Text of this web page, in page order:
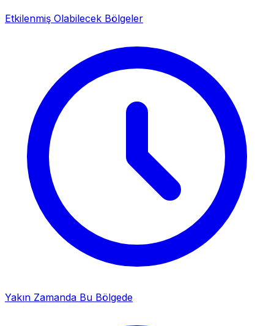
Etkilenmiş Olabilecek Bölgeler
Yakın Zamanda Bu Bölgede